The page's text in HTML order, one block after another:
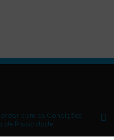
com as Condições
de Privacidade.